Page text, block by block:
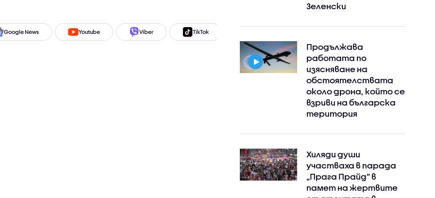
Google News Youtube Viber TikTok
Зеленски
Продължава
работата по
изясняване на
обстоятелствата
около дрона, който се
взриви на българска
територия
Хиляди души
участваха в парада
„Прага Прайд“ в
памет на жертвите